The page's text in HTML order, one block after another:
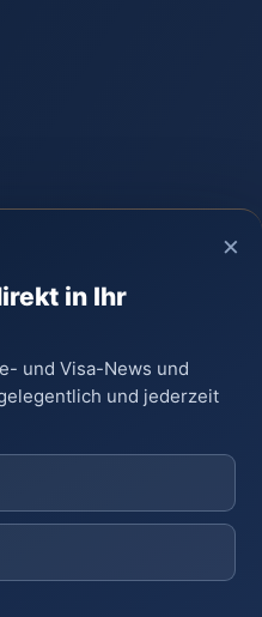
Privatprojekt,
Russland.
×
in Ihr
und Visa-News und
und jederzeit